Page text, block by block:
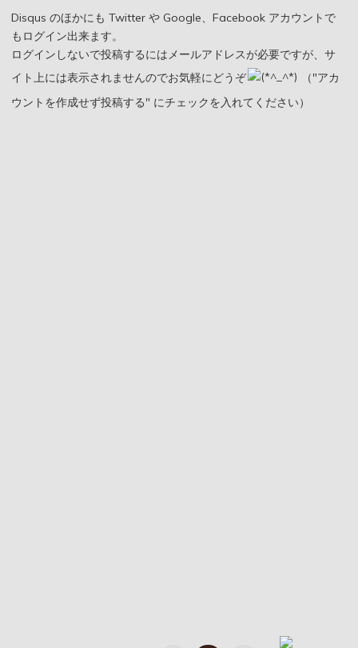
Disqus のほかにも Twitter や Google、Facebook アカウントで
もログイン出来ます。
ログインしないで投稿するにはメールアドレスが必要ですが、サ
イト上には表示されませんのでお気軽にどうぞ
（"アカ
ウントを作成せず投稿する" にチェックを入れてください）